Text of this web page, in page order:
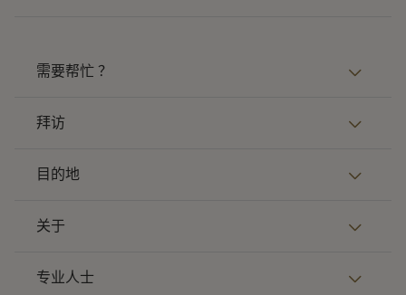
需要帮忙 ？
拜访
目的地
关于
专业人士